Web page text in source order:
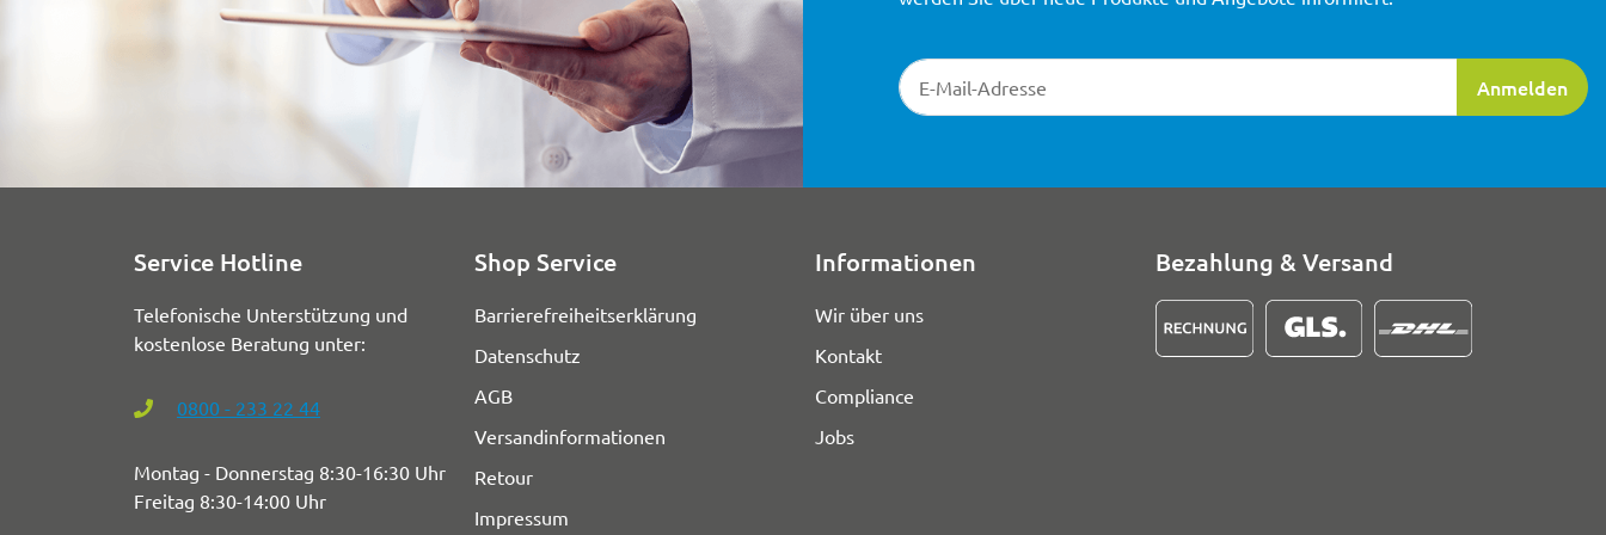
Newsletter-Registrierung
Anmelden
Service Hotline
Telefonische Unterstützung und
kostenlose Beratung unter:
0800 - 233 22 44
Montag - Donnerstag 8:30-16:30 Uhr
Freitag 8:30-14:00 Uhr
Shop Service
Barrierefreiheitserklärung
Datenschutz
AGB
Versandinformationen
Retour
Impressum
Informationen
Wir über uns
Kontakt
Compliance
Jobs
Bezahlung & Versand